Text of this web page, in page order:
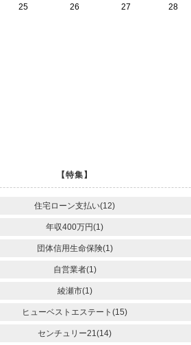
25 26 27 28
【特集】
住宅ローン支払い(12)
年収400万円(1)
団体信用生命保険(1)
自営業者(1)
綾瀬市(1)
ヒューベストエステート(15)
センチュリー21(14)